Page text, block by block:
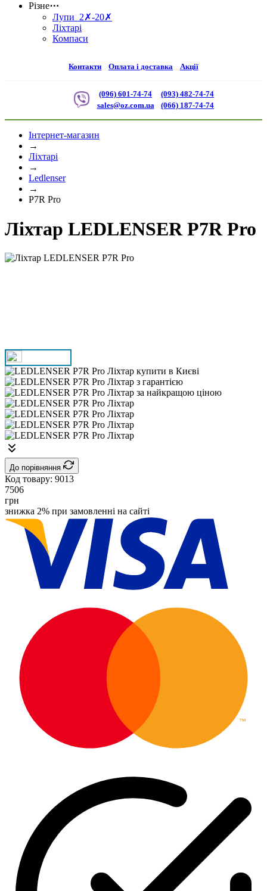
Різне⋯
Лупи 2✗-20✗
Ліхтарі
Компаси
Контакти Оплата і доставка Акції
(096) 601-74-74
sales@oz.com.ua
(093) 482-74-74
(066) 187-74-74
Інтернет-магазин
→
Ліхтарі
→
Ledlenser
→
P7R Pro
Ліхтар LEDLENSER P7R Pro
До порівняння
Код товару: 9013
7506
грн
знижка 2% при замовленні на сайті